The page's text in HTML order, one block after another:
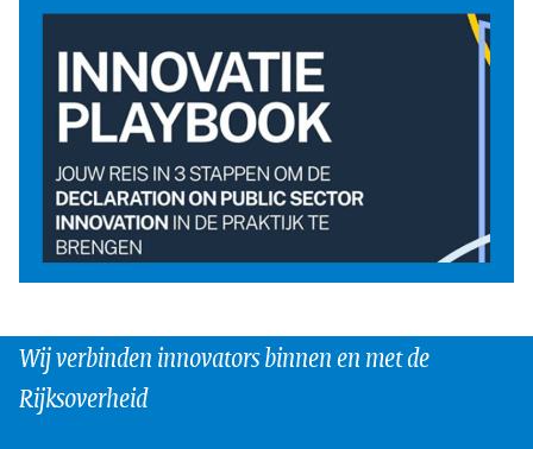
Wij verbinden innovators binnen en met de
Rijksoverheid